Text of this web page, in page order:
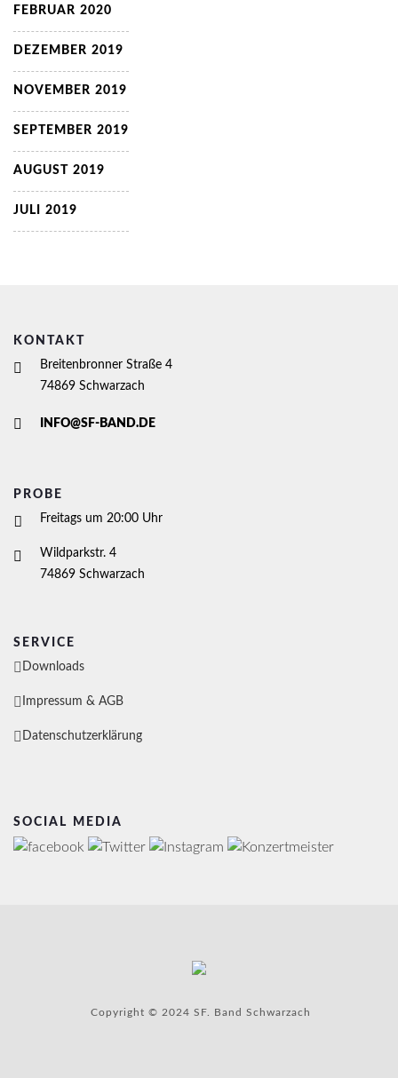
FEBRUAR 2020
DEZEMBER 2019
NOVEMBER 2019
SEPTEMBER 2019
AUGUST 2019
JULI 2019
KONTAKT
Breitenbronner Straße 4
74869 Schwarzach
INFO@SF-BAND.DE
PROBE
Freitags um 20:00 Uhr
Wildparkstr. 4
74869 Schwarzach
SERVICE
Downloads
Impressum & AGB
Datenschutzerklärung
SOCIAL MEDIA
Copyright © 2024 SF. Band Schwarzach